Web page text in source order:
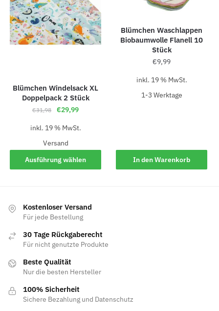
Blümchen Windelsack XL
Doppelpack 2 Stück
€31,98 €29,99
inkl. 19 % MwSt.
Versand
Ausführung wählen
Blümchen Waschlappen
Biobaumwolle Flanell 10
Stück
€9,99
inkl. 19 % MwSt.
1-3 Werk­ta­ge
In den Warenkorb
Kostenloser Versand
Für jede Bestellung
30 Tage Rückgaberecht
Für nicht genutzte Produkte
Beste Qualität
Nur die besten Hersteller
100% Sicherheit
Sichere Bezahlung und Datenschutz